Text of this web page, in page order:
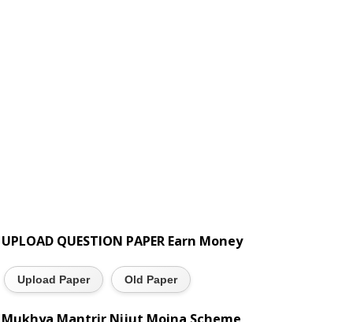
UPLOAD QUESTION PAPER Earn Money
Upload Paper Old Paper
Mukhya Mantrir Nijut Moina Scheme